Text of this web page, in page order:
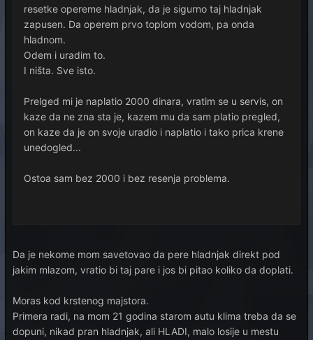
resetke opereme hladnjak, da je sigurno taj hladnjak
zapusen. Da operem prvo toplom vodom, pa onda
hladnom.
Odem i uradim to.
I ništa. Sve isto.
Prelged mi je naplatio 2000 dinara, vratim se u servis, on
kaze da ne zna sta je, kazem mu da sam platio pregled,
on kaze da je on svoje uradio i naplatio i tako prica krene
unedogled...
Ostoa sam bez 2000 i bez resenja problema.
Da je nekome mom savetovao da pere hladnjak direkt pod
jakim mlazom, vratio bi taj pare i jos bi pitao koliko da doplati.
Moras kod krstenog majstora.
Primera radi, na mom 21 godina starom autu klima treba da se
dopuni, nikad pran hladnjak, ali HLADI, malo losije u mestu